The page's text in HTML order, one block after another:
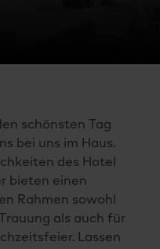
schönsten Tag
bei uns im Haus.
des Hotel
bieten einen
Rahmen sowohl
als auch für
Lassen